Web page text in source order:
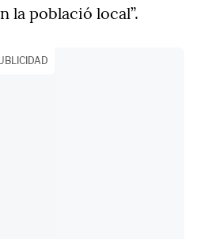
la població local”.